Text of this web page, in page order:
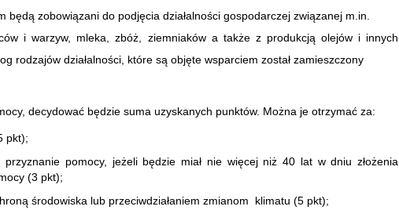
będą zobowiązani do podjęcia działalności gospodarczej związanej m.in.
i warzyw, mleka, zbóż, ziemniaków a także z produkcją olejów i innych
rodzajów działalności, które są objęte wsparciem został zamieszczony
decydować będzie suma uzyskanych punktów. Można je otrzymać za:
pkt);
pomocy, jeżeli będzie miał nie więcej niż 40 lat w dniu złożenia
(3 pkt);
środowiska lub przeciwdziałaniem zmianom klimatu (5 pkt);